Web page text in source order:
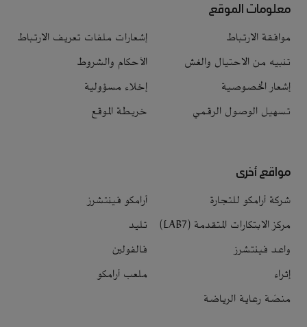
معلومات الموقع
موافقة الارتباط
إشعارات ملفات تعريف الارتباط
تنبيه من الاحتيال والغش
الأحكام والشروط
إشعار الخصوصية
إخلاء مسؤولية
تسهيل الوصول الرقمي
خريطة الموقع
مواقع أخرى
شركة أرامكو للتجارة
أرامكو فينتشرز
مركز الابتكارات المتقدمة (LAB7)
تليد
واعد فينتشرز
فالفولين
إثراء
ملعب أرامكو
منصّة رعاية الرياضة